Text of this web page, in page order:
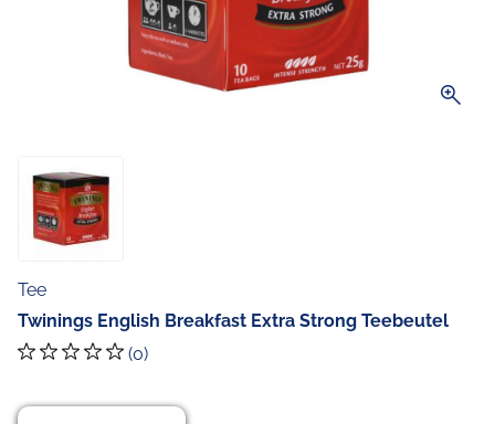
zoom_in
Tee
Twinings English Breakfast Extra Strong Teebeutel
(0)